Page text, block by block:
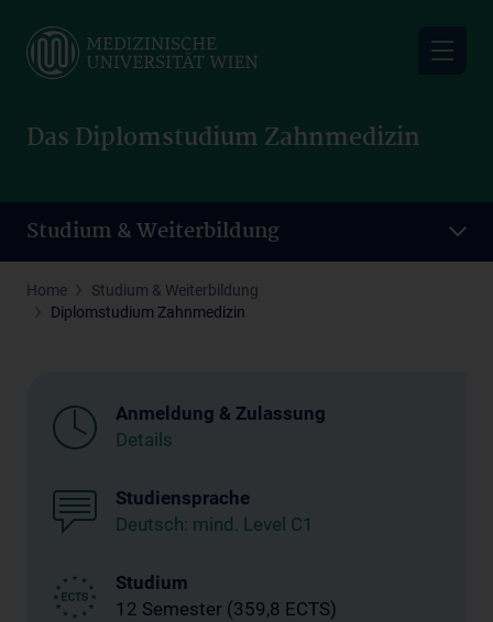
main
Das Diplomstudium Zahnmedizin
Studium & Weiterbildung
Home
Studium & Weiterbildung
Diplomstudium Zahnmedizin
Anmeldung & Zulassung
Details
Studiensprache
Deutsch: mind. Level C1
Studium
12 Semester (359,8 ECTS)